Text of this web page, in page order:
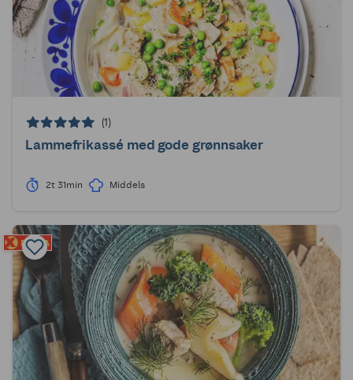
(1)
Lammefrikassé med gode grønnsaker
2t 31min Middels